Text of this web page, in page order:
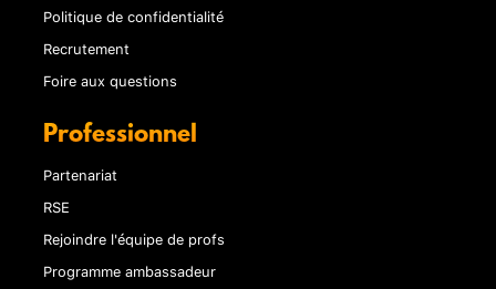
Politique de confidentialité
Recrutement
Foire aux questions
Professionnel
Partenariat
RSE
Rejoindre l'équipe de profs
Programme ambassadeur